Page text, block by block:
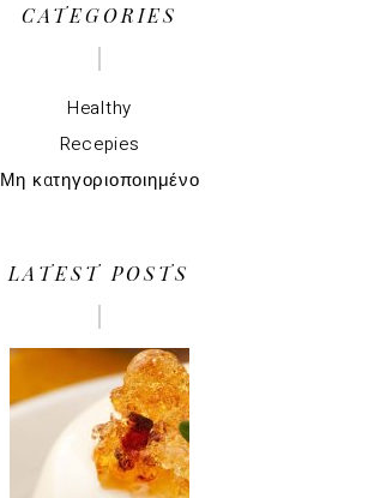
CATEGORIES
Healthy
Recepies
Μη κατηγοριοποιημένο
LATEST POSTS